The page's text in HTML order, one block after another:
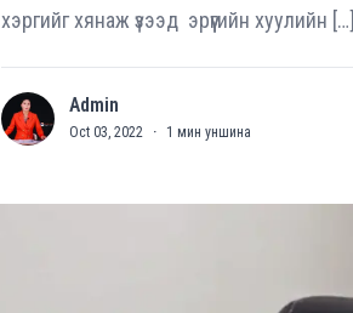
хэргийг хянаж үзээд эрүүгийн хуулийн […]
A Admin
Oct 03, 2022 · 1 мин уншина